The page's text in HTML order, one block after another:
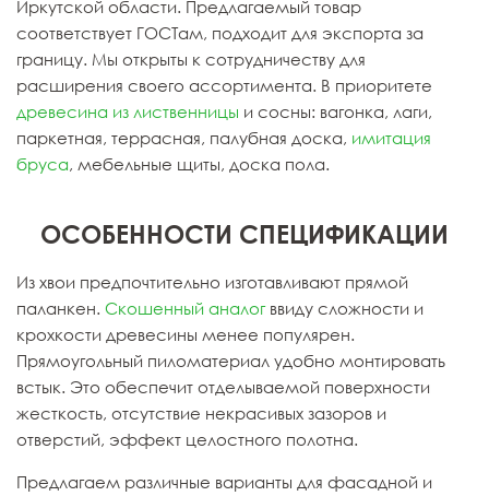
Иркутской области. Предлагаемый товар
соответствует ГОСТам, подходит для экспорта за
границу. Мы открыты к сотрудничеству для
расширения своего ассортимента. В приоритете
древесина из лиственницы и сосны: вагонка, лаги,
паркетная, террасная, палубная доска, имитация
бруса, мебельные щиты, доска пола.
ОСОБЕННОСТИ СПЕЦИФИКАЦИИ
Из хвои предпочтительно изготавливают прямой
паланкен. Скошенный аналогввиду сложности и
крохкости древесины менее популярен.
Прямоугольный пиломатериал удобно монтировать
встык. Это обеспечит отделываемой поверхности
жесткость, отсутствие некрасивых зазоров и
отверстий, эффект целостного полотна.
Предлагаем различные варианты для фасадной и